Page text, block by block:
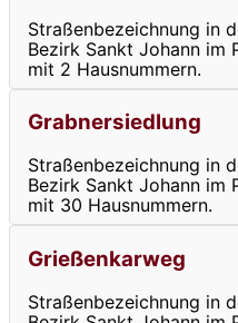
Straßenbezeichnung in
Bezirk Sankt Johann im
mit 2 Hausnummern.
Grabnersiedlung
Straßenbezeichnung in
Bezirk Sankt Johann im
mit 30 Hausnummern.
Grießenkarweg
Straßenbezeichnung in